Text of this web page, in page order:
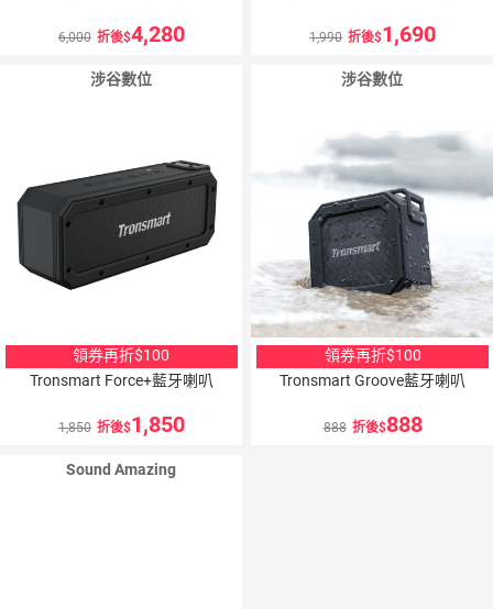
6,000 折後 4,280 1,990 折後 1,690
涉谷數位
領券再折$100
Tronsmart Force+藍牙喇叭
1,850 折後 1,850
涉谷數位
領券再折$100
Tronsmart Groove藍牙喇叭
888 折後 888
Sound Amazing